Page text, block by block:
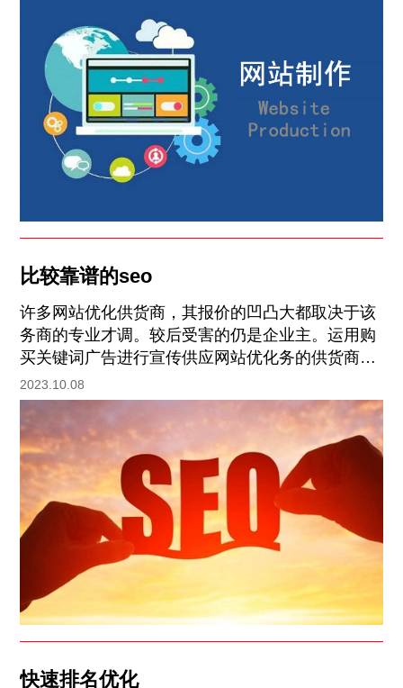
比较靠谱的seo
许多网站优化供货商，其报价的凹凸大都取决于该
务商的专业才调。较后受害的仍是企业主。运用购
买关键词广告进行宣传供应网站优化务的供货商，
在谈起怎样怎样确保排名等这样的许诺都是浮云。
2023.10.08
快速排名优化